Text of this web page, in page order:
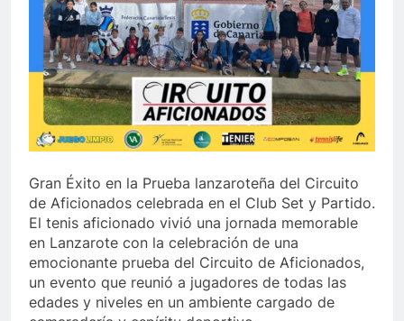
Gran Éxito en la Prueba lanzaroteña del Circuito
de Aficionados celebrada en el Club Set y Partido.
El tenis aficionado vivió una jornada memorable
en Lanzarote con la celebración de una
emocionante prueba del Circuito de Aficionados,
un evento que reunió a jugadores de todas las
edades y niveles en un ambiente cargado de